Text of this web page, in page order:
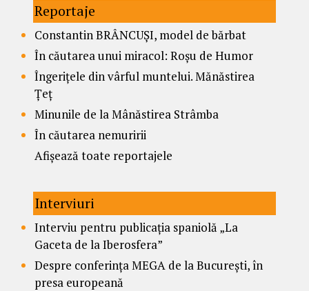
Reportaje
Constantin BRÂNCUȘI, model de bărbat
În căutarea unui miracol: Roșu de Humor
Îngerițele din vârful muntelui. Mănăstirea
Țeț
Minunile de la Mânăstirea Strâmba
În căutarea nemuririi
Afișează toate reportajele
Interviuri
Interviu pentru publicația spaniolă „La
Gaceta de la Iberosfera”
Despre conferința MEGA de la București, în
presa europeană